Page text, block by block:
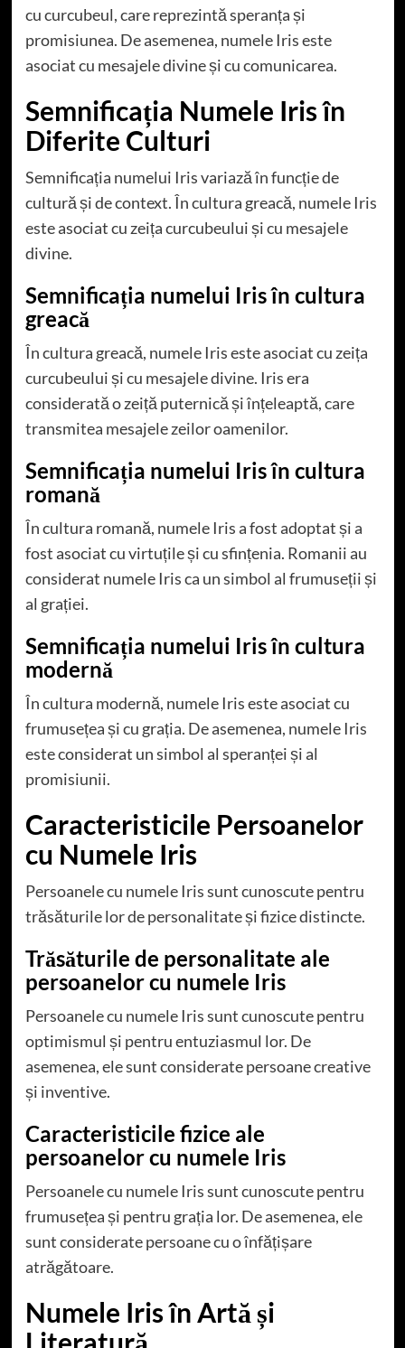
cu curcubeul, care reprezintă speranța și
promisiunea. De asemenea, numele Iris este
asociat cu mesajele divine și cu comunicarea.
Semnificația Numele Iris în
Diferite Culturi
Semnificația numelui Iris variază în funcție de
cultură și de context. În cultura greacă, numele Iris
este asociat cu zeița curcubeului și cu mesajele
divine.
Semnificația numelui Iris în cultura
greacă
În cultura greacă, numele Iris este asociat cu zeița
curcubeului și cu mesajele divine. Iris era
considerată o zeiță puternică și înțeleaptă, care
transmitea mesajele zeilor oamenilor.
Semnificația numelui Iris în cultura
romană
În cultura romană, numele Iris a fost adoptat și a
fost asociat cu virtuțile și cu sfințenia. Romanii au
considerat numele Iris ca un simbol al frumuseții și
al grației.
Semnificația numelui Iris în cultura
modernă
În cultura modernă, numele Iris este asociat cu
frumusețea și cu grația. De asemenea, numele Iris
este considerat un simbol al speranței și al
promisiunii.
Caracteristicile Persoanelor
cu Numele Iris
Persoanele cu numele Iris sunt cunoscute pentru
trăsăturile lor de personalitate și fizice distincte.
Trăsăturile de personalitate ale
persoanelor cu numele Iris
Persoanele cu numele Iris sunt cunoscute pentru
optimismul și pentru entuziasmul lor. De
asemenea, ele sunt considerate persoane creative
și inventive.
Caracteristicile fizice ale
persoanelor cu numele Iris
Persoanele cu numele Iris sunt cunoscute pentru
frumusețea și pentru grația lor. De asemenea, ele
sunt considerate persoane cu o înfățișare
atrăgătoare.
Numele Iris în Artă și